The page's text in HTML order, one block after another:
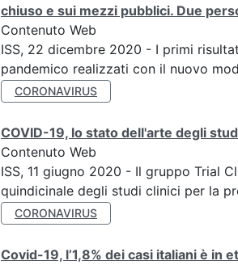
chiuso e sui mezzi pubblici. Due
Contenuto Web
ISS, 22 dicembre 2020 - I primi
pandemico realizzati con il nuovo
CORONAVIRUS
COVID-19, lo stato dell'arte degli
Contenuto Web
ISS, 11 giugno 2020 - Il gruppo Trial
quindicinale degli studi clinici per la
CORONAVIRUS
Covid-19, l’1,8% dei casi italiani è